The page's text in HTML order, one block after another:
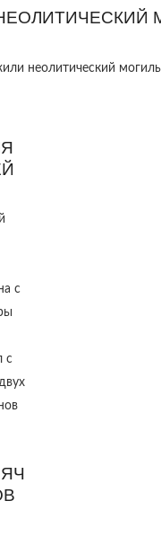
неолитический
с
с